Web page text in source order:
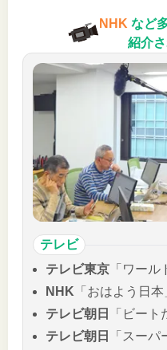
NHK など
紹介
テレビ
テレビ東京 「ワール
NHK 「おはよう日本
テレビ朝日
「ビート
テレビ朝日
「スーパ